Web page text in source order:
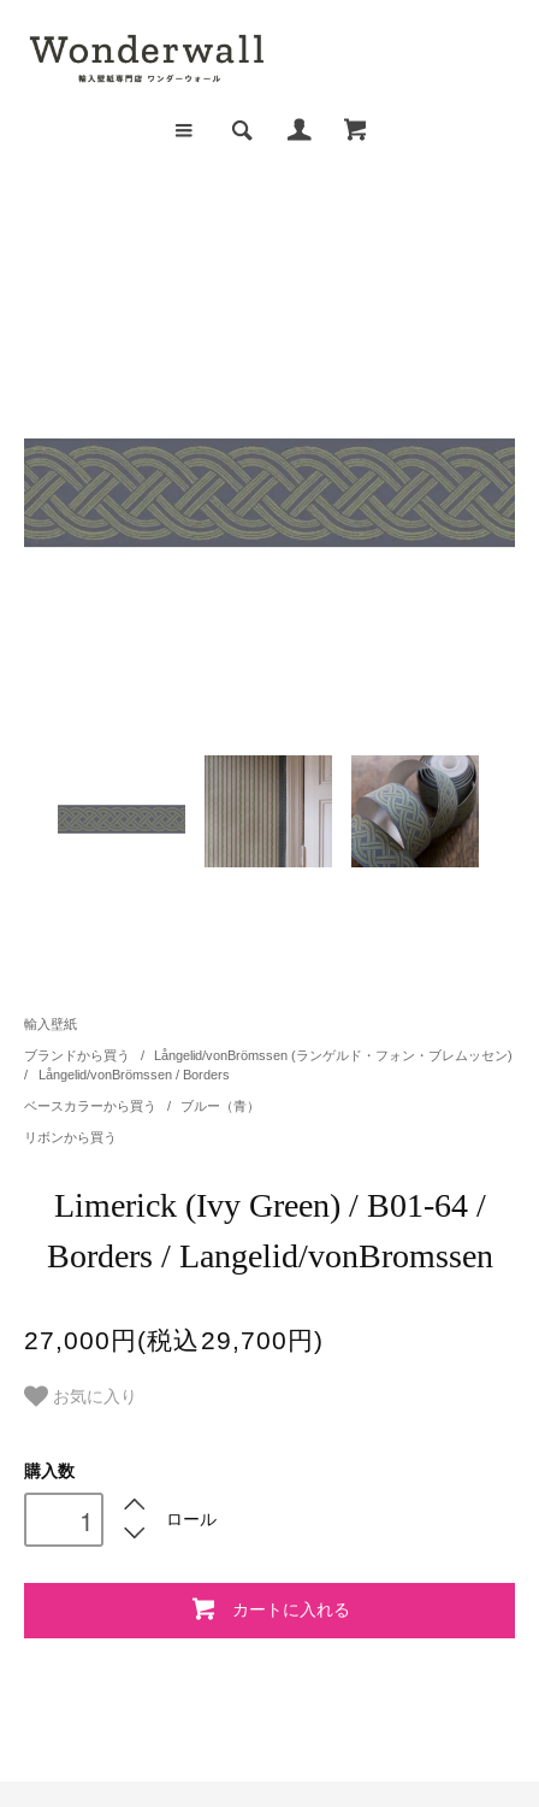
輸入壁紙
ブランドから買う /
Långelid/vonBrömssen (ランゲルド・フォン・ブレムッセン)
/
Långelid/vonBrömssen / Borders
ベースカラーから買う / ブルー（青）
リボンから買う
Limerick (Ivy Green) / B01-64 /
Borders / Langelid/vonBromssen
27,000円(税込29,700円)
お気に入り
購入数
ロール
カートに入れる